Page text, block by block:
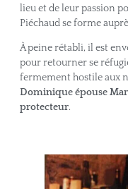
lieu et de leur passion
Piéchaud se forme
À peine rétabli, il est
pour retourner se
fermement hostile aux
Dominique épouse
protecteur.